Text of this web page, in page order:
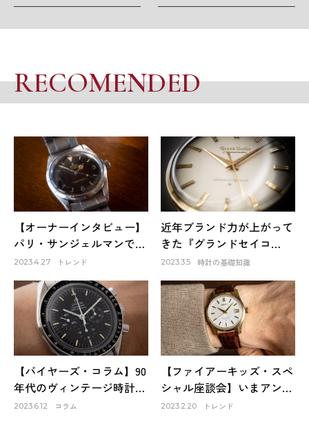
RECOMENDED
【オーナーインタビュー】
パリ・サンジェルマンで出
会ったロレックスは生涯1
本だけのお気に入り～
HACHIYAクリエイティブデ
ィレクター 蜂谷雅彦
2023.4.27 トレンド
近年ブランド力が上がって
きた『グランドセイコ
ー』。そのファーストモデ
ルは品質も良く、日本の誇
りでもある！
2023.3.5 時計の基礎知識
【バイヤーズ・コラム】90
年代のヴィンテージ時計が
オススメな理由
2023.6.12 コラム
【ファイアーキッズ・スペ
シャル座談会】いまアンテ
ィーク時計市場はどうなっ
2023.2.20 トレンド